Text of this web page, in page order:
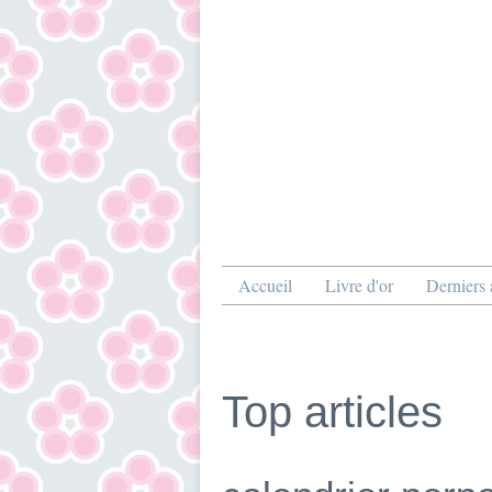
Accueil Livre d'or Derniers
Top articles